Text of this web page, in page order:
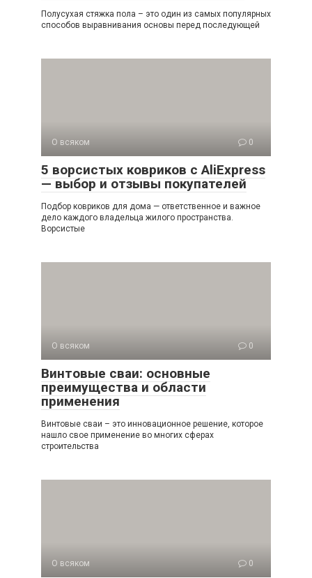
Полусухая стяжка пола – это один из самых популярных
способов выравнивания основы перед последующей
О всяком 0
5 ворсистых ковриков с AliExpress
— выбор и отзывы покупателей
Подбор ковриков для дома — ответственное и важное
дело каждого владельца жилого пространства.
Ворсистые
О всяком 0
Винтовые сваи: основные
преимущества и области
применения
Винтовые сваи – это инновационное решение, которое
нашло свое применение во многих сферах
строительства
О всяком 0